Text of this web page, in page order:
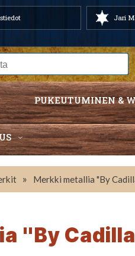
Jari
PUKEUTUMINEN &
» Merkki metallia "By
"By